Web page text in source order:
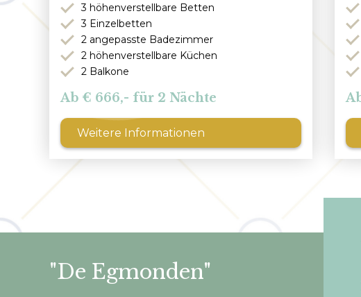
3 höhenverstellbare Betten
3 Einzelbetten
2 angepasste Badezimmer
2 höhenverstellbare Küchen
2 Balkone
666,- für 2 Nächte
Weitere Informationen
"De Egmonden"